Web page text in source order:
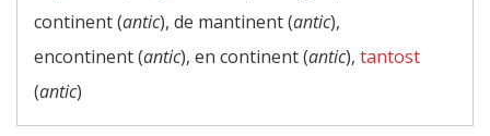
continent (antic), de mantinent (antic),
encontinent (antic), en continent (antic), tantost
(antic)